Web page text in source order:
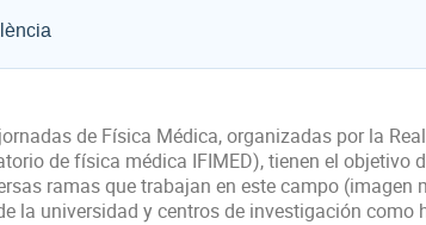
de Física Médica, organizadas por la
de física médica IFIMED), tienen el objetivo
ramas que trabajan en este campo (imagen
la universidad y centros de investigación como